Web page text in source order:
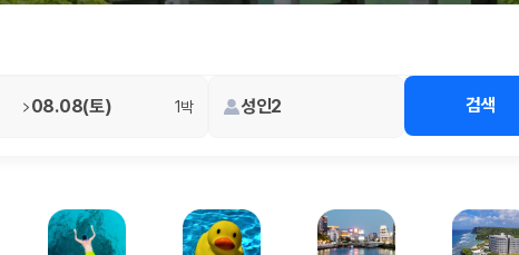
러 제주 렌트카 업체의 조건을 한 화면에서 비교해 사용자가 자신의 일
08.08(토) 1박 성인2 검색